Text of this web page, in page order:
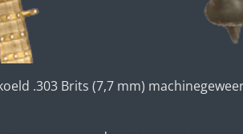
.303 Brits (7,7 mm)